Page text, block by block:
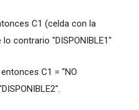
C1 (celda con la
contrario "DISPONIBLE1"
C1 = "NO